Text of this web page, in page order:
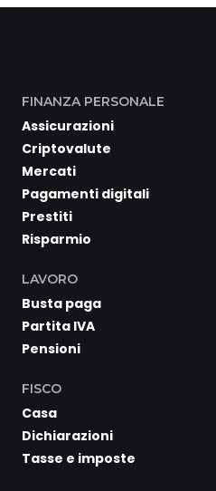
FINANZA PERSONALE
Assicurazioni
Criptovalute
Mercati
Pagamenti digitali
Prestiti
Risparmio
LAVORO
Busta paga
Partita IVA
Pensioni
FISCO
Casa
Dichiarazioni
Tasse e imposte